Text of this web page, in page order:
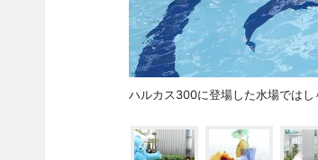
ハルカス300に登場した水場ではし